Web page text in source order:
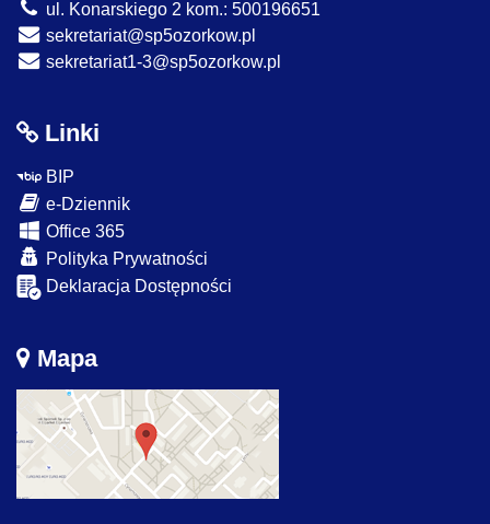
ul. Konarskiego 2 kom.: 500196651
sekretariat@sp5ozorkow.pl
sekretariat1-3@sp5ozorkow.pl
Linki
BIP
e-Dziennik
Office 365
Polityka Prywatności
Deklaracja Dostępności
Mapa